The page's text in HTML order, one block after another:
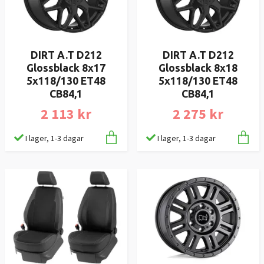
DIRT A.T D212
Glossblack 8x17
5x118/130 ET48
CB84,1
2 113 kr
I lager, 1-3 dagar
DIRT A.T D212
Glossblack 8x18
5x118/130 ET48
CB84,1
2 275 kr
I lager, 1-3 dagar